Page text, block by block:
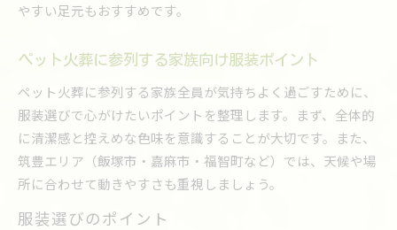
やすい足元もおすすめです。
ペット火葬に参列する家族向け服装ポイント
ペット火葬に参列する家族全員が気持ちよく過ごすために、
服装選びで心がけたいポイントを整理します。まず、全体的
に清潔感と控えめな色味を意識することが大切です。また、
筑豊エリア（飯塚市・嘉麻市・福智町など）では、天候や場
所に合わせて動きやすさも重視しましょう。
服装選びのポイント